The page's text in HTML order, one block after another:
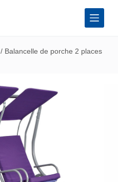
/ Balancelle de porche 2 places